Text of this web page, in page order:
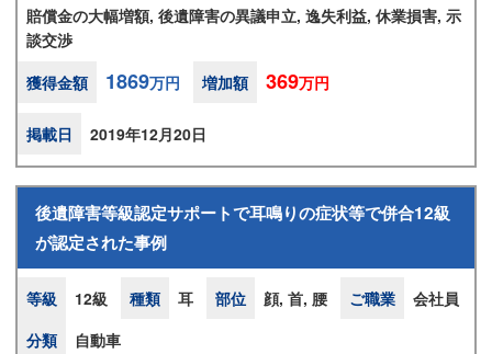
賠償金の大幅増額, 後遺障害の異議申立, 逸失利益, 休業損害, 示
談交渉
獲得金額
1869万円 増加額 369万円
掲載日 2019年12月20日
後遺障害等級認定サポートで耳鳴りの症状等で併合12級
が認定された事例
等級 12級 種類 耳 部位 顔, 首, 腰 ご職業
会社員
分類
自動車